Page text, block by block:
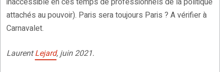
attachés au pouvoir). Paris sera toujours Paris ? A vérifier à
Carnavalet.
LaurentLejard, juin 2021.